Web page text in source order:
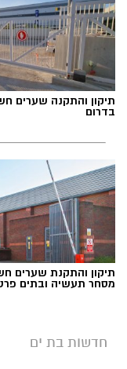
תיקון והתקנה שערים
בדרום
תיקון והתקנת שערים
מסחר תעשיה ובתים
חדשות בת ים